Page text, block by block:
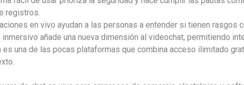
registros.
en vivo ayudan a las personas a entender si tienen rasgos
inmersivo añade una nueva dimensión al videochat, permitiendo
es una de las pocas plataformas que combina acceso ilimitado